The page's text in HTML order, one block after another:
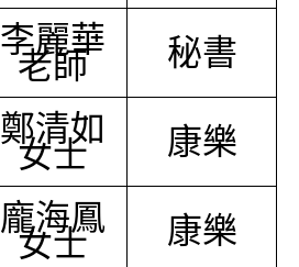
李麗華
老師 秘書
鄭清如
女士 康樂
龐海鳳
女士 康樂